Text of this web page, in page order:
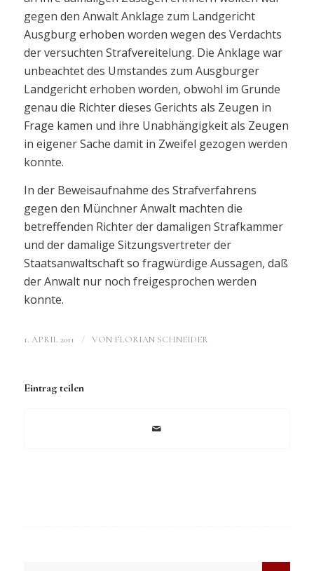
gegen den Anwalt Anklage zum Landgericht
Ausgburg erhoben worden wegen des Verdachts
der versuchten Strafvereitelung. Die Anklage war
unbeachtet des Umstandes zum Ausgburger
Landgericht erhoben worden, obwohl im Grunde
genau die Richter dieses Gerichts als Zeugen in
Frage kamen und ihre Unabhängigkeit als Zeugen
in eigener Sache damit in Zweifel gezogen werden
konnte.
In der Beweisaufnahme des Strafverfahrens
gegen den Münchner Anwalt machten die
betreffenden Richter der damaligen Strafkammer
und der damalige Sitzungsvertreter der
Staatsanwaltschaft so fragwürdige Aussagen, daß
der Anwalt nur noch freigesprochen werden
konnte.
1. APRIL 2011 / VON FLORIAN SCHNEIDER
Eintrag teilen